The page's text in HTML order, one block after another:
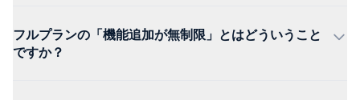
フルプランの「機能追加が無制限」とはどういうこと
ですか？